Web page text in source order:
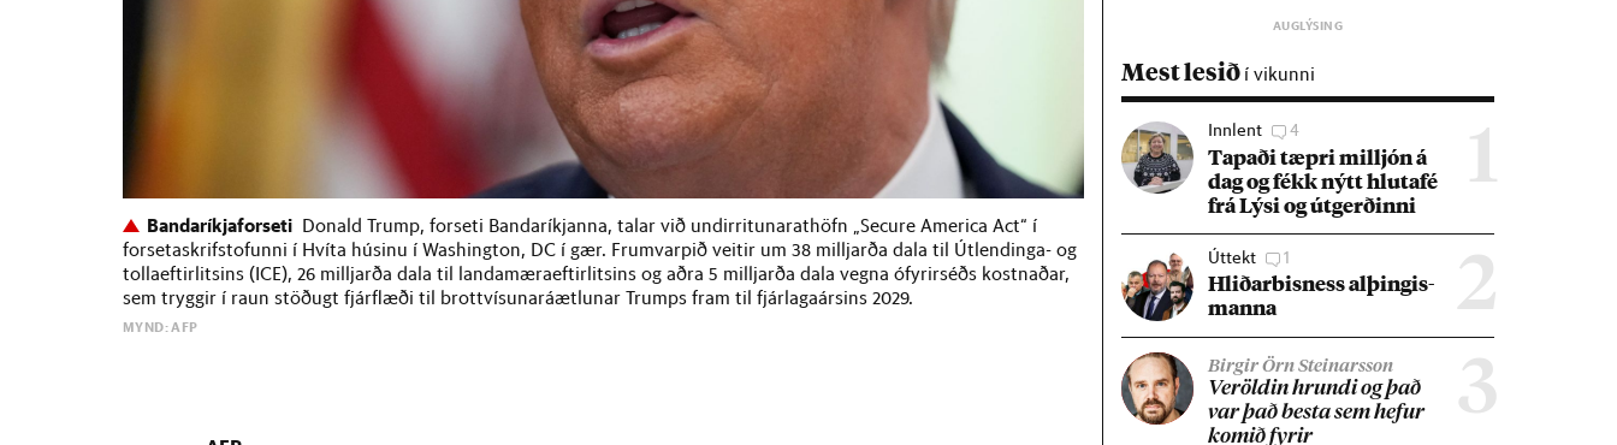
Bandaríkjaforseti Donald Trump, forseti Bandaríkjanna, talar við undirritunarathöfn „Secure America Act“ í
forsetaskrifstofunni í Hvíta húsinu í Washington, DC í gær. Frumvarpið veitir um 38 milljarða dala til Útlendinga- og
tollaeftirlitsins (ICE), 26 milljarða dala til landamæraeftirlitsins og aðra 5 milljarða dala vegna ófyrirséðs kostnaðar,
sem tryggir í raun stöðugt fjárflæði til brottvísunaráætlunar Trumps fram til fjárlagaársins 2029.
MYND: AFP
Mest lesið í vikunni
1
Innlent 4
Tap­aði tæpri millj­ón á
dag og fékk nýtt hluta­fé
frá Lýsi og út­gerð­inni
2
Úttekt 1
Hlið­ar­bis­ness al­þing­is­
manna
3
Birgir Örn Steinarsson
Ver­öld­in hrundi og það
var það besta sem hef­ur
kom­ið fyr­ir